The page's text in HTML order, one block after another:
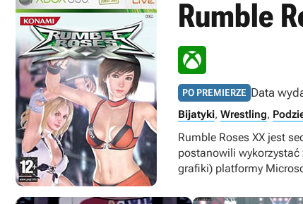
Rumble
PO PREMIERZE Data
Bijatyki, Wrestling,
Rumble Roses XX jest
postanowili wykorzystać
grafiki) platformy